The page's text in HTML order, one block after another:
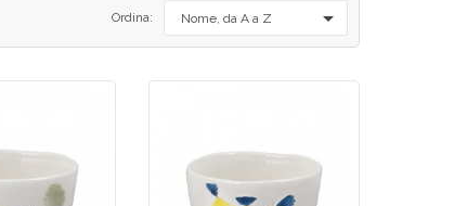
Ordina: Nome, da A a Z 